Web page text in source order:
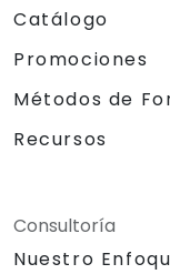
Catálogo
Promociones
Métodos de
Recursos
Consultoría
Nuestro